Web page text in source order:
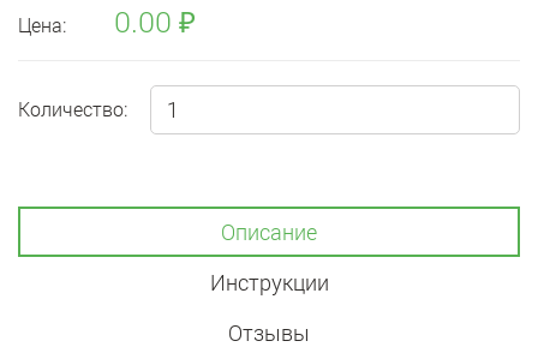
Цена: 0.00 ₽
Количество:
Описание
Инструкции
Отзывы